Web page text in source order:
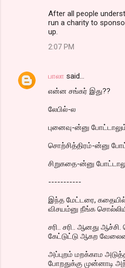
After all people
run a charity to
up.
2:07 PM
பாலா said…
என்ன சங்கர் இது??
லேபில்-ல
புனைவு-ன்னு
சொற்சித்திரம்-ன்னு
சிறுகதை-ன்னு
-----------
இந்த மேட்டரை,
விசயம்னு நீங்க
சரி.. சரி.. ஆனது
கேட்டுட்டு ஆகற
அப்புறம் மறக்காம
போறதுக்கு முன்னாடி